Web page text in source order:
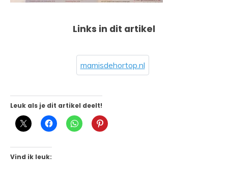
Links in dit artikel
mamisdehortop.nl
Leuk als je dit artikel deelt!
Vind ik leuk: